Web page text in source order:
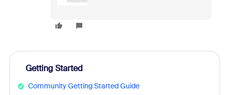
Getting Started
Community Getting Started Guide